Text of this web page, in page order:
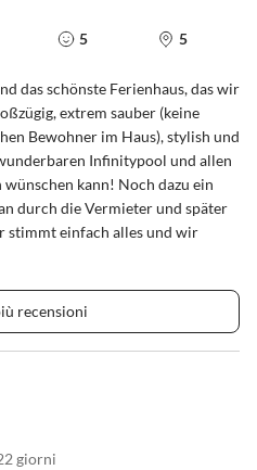
5 5
das schönste Ferienhaus, das wir
extrem sauber (keine
Bewohner im Haus), stylish und
Infinitypool und allen
kann! Noch dazu ein
durch die Vermieter und später
stimmt einfach alles und wir
recensioni
giorni